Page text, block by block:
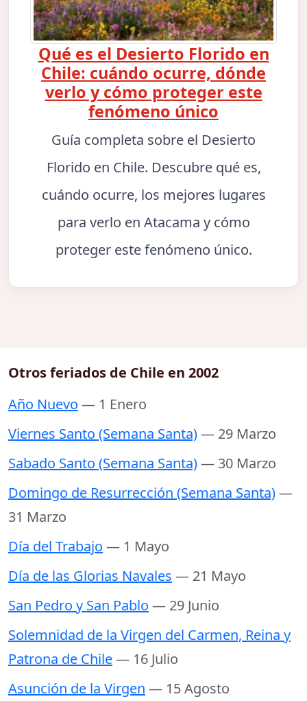
Qué es el Desierto Florido en
Chile: cuándo ocurre, dónde
verlo y cómo proteger este
fenómeno único
Guía completa sobre el Desierto
Florido en Chile. Descubre qué es,
cuándo ocurre, los mejores lugares
para verlo en Atacama y cómo
proteger este fenómeno único.
Otros feriados de Chile en 2002
Año Nuevo — 1 Enero
Viernes Santo (Semana Santa)— 29 Marzo
Sabado Santo (Semana Santa)— 30 Marzo
Domingo de Resurrección (Semana Santa)—
31 Marzo
Día del Trabajo — 1 Mayo
Día de las Glorias Navales — 21 Mayo
San Pedro y San Pablo — 29 Junio
Solemnidad de la Virgen del Carmen, Reina y
Patrona de Chile— 16 Julio
Asunción de la Virgen — 15 Agosto